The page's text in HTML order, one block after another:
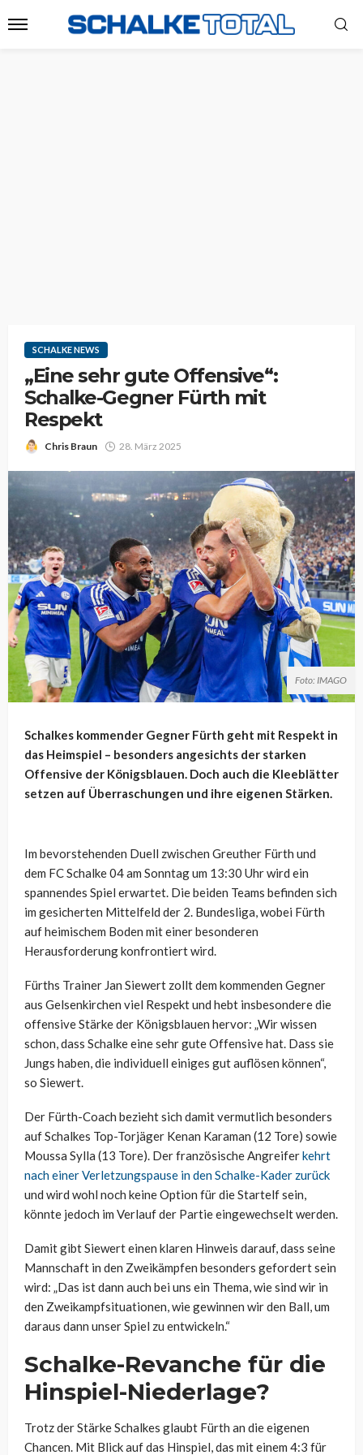
SCHALKE NEWS
„Eine sehr gute Offensive“:
Schalke-Gegner Fürth mit
Respekt
Chris Braun 28. März 2025
Foto: IMAGO
Schalkes kommender Gegner Fürth geht mit Respekt in
das Heimspiel – besonders angesichts der starken
Offensive der Königsblauen. Doch auch die Kleeblätter
setzen auf Überraschungen und ihre eigenen Stärken.
Im bevorstehenden Duell zwischen Greuther Fürth und
dem FC Schalke 04 am Sonntag um 13:30 Uhr wird ein
spannendes Spiel erwartet. Die beiden Teams befinden sich
im gesicherten Mittelfeld der 2. Bundesliga, wobei Fürth
auf heimischem Boden mit einer besonderen
Herausforderung konfrontiert wird.
Fürths Trainer Jan Siewert zollt dem kommenden Gegner
aus Gelsenkirchen viel Respekt und hebt insbesondere die
offensive Stärke der Königsblauen hervor: „Wir wissen
schon, dass Schalke eine sehr gute Offensive hat. Dass sie
Jungs haben, die individuell einiges gut auflösen können“,
so Siewert.
Der Fürth-Coach bezieht sich damit vermutlich besonders
auf Schalkes Top-Torjäger Kenan Karaman (12 Tore) sowie
Moussa Sylla (13 Tore). Der französische Angreiferkehrt
nach einer Verletzungspause in den Schalke-Kader zurück
und wird wohl noch keine Option für die Startelf sein,
könnte jedoch im Verlauf der Partie eingewechselt werden.
Damit gibt Siewert einen klaren Hinweis darauf, dass seine
Mannschaft in den Zweikämpfen besonders gefordert sein
wird: „Das ist dann auch bei uns ein Thema, wie sind wir in
den Zweikampfsituationen, wie gewinnen wir den Ball, um
daraus dann unser Spiel zu entwickeln.“
Schalke-Revanche für die
Hinspiel-Niederlage?
Trotz der Stärke Schalkes glaubt Fürth an die eigenen
Chancen. Mit Blick auf das Hinspiel, das mit einem 4:3 für